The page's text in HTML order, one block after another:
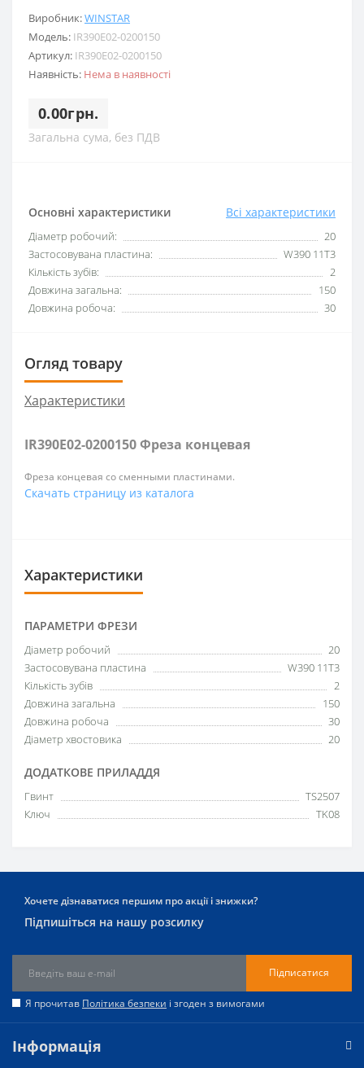
Виробник:WINSTAR
Модель: IR390E02-0200150
Артикул: IR390E02-0200150
Наявність: Нема в наявності
0.00грн.
Загальна сума, без ПДВ
Основні характеристики Всі характеристики
Діаметр робочий:
20
Застосовувана пластина:
W390 11T3
Кількість зубів:
2
Довжина загальна:
150
Довжина робоча:
30
Огляд товару
Характеристики
IR390E02-0200150 Фреза концевая
Фреза концевая со сменными пластинами.
Скачать страницу из каталога
Характеристики
ПАРАМЕТРИ ФРЕЗИ
Діаметр робочий
20
Застосовувана пластина
W390 11T3
Кількість зубів
2
Довжина загальна
150
Довжина робоча
30
Діаметр хвостовика
20
ДОДАТКОВЕ ПРИЛАДДЯ
Гвинт
TS2507
Ключ
TK08
Хочете дізнаватися першим про акції і знижки?
Підпишіться на нашу розсилку
Підписатися
Я прочитав Політика безпеки і згоден з вимогами
Інформація